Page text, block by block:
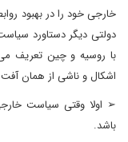
خارجی خود را در بهبود
دولتی دیگر دستاورد
با روسیه و چین تعریف
اشکال و ناشی از همان
➢ اولا وقتی سیاست
باشد.